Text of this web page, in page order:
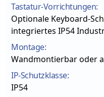
Tastatur-Vorrichtungen:
Optionale Keyboard-
integriertes IP54
Montage:
Wandmontierbar oder
IP-Schutzklasse:
IP54